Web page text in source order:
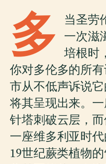
多
当圣劳
一次滋
培根时
你对多伦多的所
市从不低声诉说
将其呈现出来。
针塔刺破云层，
一座维多利亚时
19世纪蕨类植物